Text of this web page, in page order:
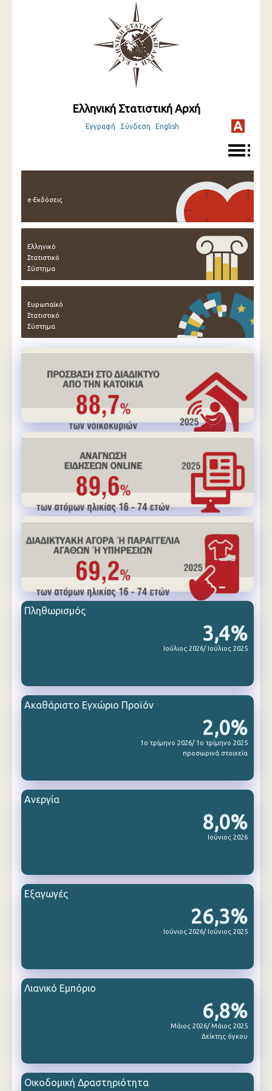
Ελληνική Στατιστική Αρχή
Εγγραφή Σύνδεση English
e-Εκδόσεις
Ελληνικό
Στατιστικό
Σύστημα
Ευρωπαϊκό
Στατιστικό
Σύστημα
3,4%
Ιούλιος 2026/ Ιούλιος 2025
Πληθωρισμός
2,0%
1ο τρίμηνο 2026/ 1ο τρίμηνο 2025
προσωρινά στοιχεία
Ακαθάριστο Εγχώριο Προϊόν
8,0%
Ιούνιος 2026
Ανεργία
26,3%
Ιούνιος 2026/ Ιούνιος 2025
Εξαγωγές
6,8%
Μάιος 2026/ Μάιος 2025
Δείκτης όγκου
Λιανικό Εμπόριο
Οικοδομική Δραστηριότητα